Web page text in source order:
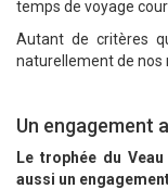
temps de voyage
Autant de critères
naturellement de nos
Un engagement
Le trophée du
aussi un